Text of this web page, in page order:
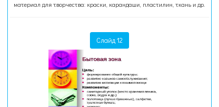
материал для творчества: краски, карандаши, пластилин, ткань и др.
Слайд 12